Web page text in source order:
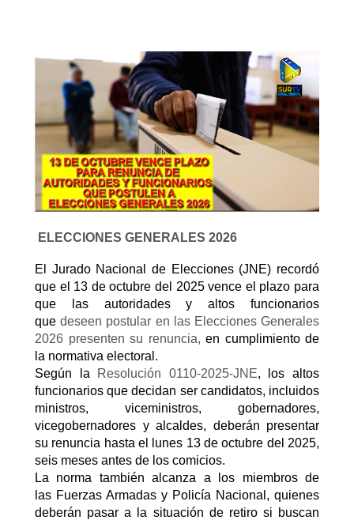
ELECCIONES GENERALES 2026
El Jurado Nacional de Elecciones (JNE) recordó
que el 13 de octubre del 2025 vence el plazo para
que las autoridades y altos funcionarios
quedeseen postular en las Elecciones Generales
2026 presenten su renuncia, en cumplimiento de
la normativa electoral.
Según la
Resolución 0110-2025-JNE, los altos
funcionarios que decidan ser candidatos, incluidos
ministros, viceministros, gobernadores,
vicegobernadores y alcaldes, deberán presentar
su renuncia hasta el lunes 13 de octubre del 2025,
seis meses antes de los comicios.
La norma también alcanza a los miembros de
las Fuerzas Armadas y Policía Nacional , quienes
deberán pasar a la situación de retiro si buscan